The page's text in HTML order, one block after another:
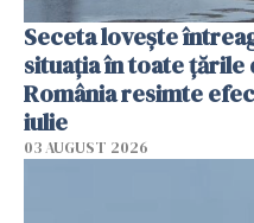
Seceta lovește
situația în toate țările
România resimte
iulie
03 AUGUST 2026